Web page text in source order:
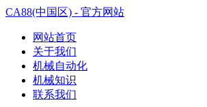
CA88(中国区) - 官方网站
网站首页
关于我们
机械自动化
机械知识
联系我们